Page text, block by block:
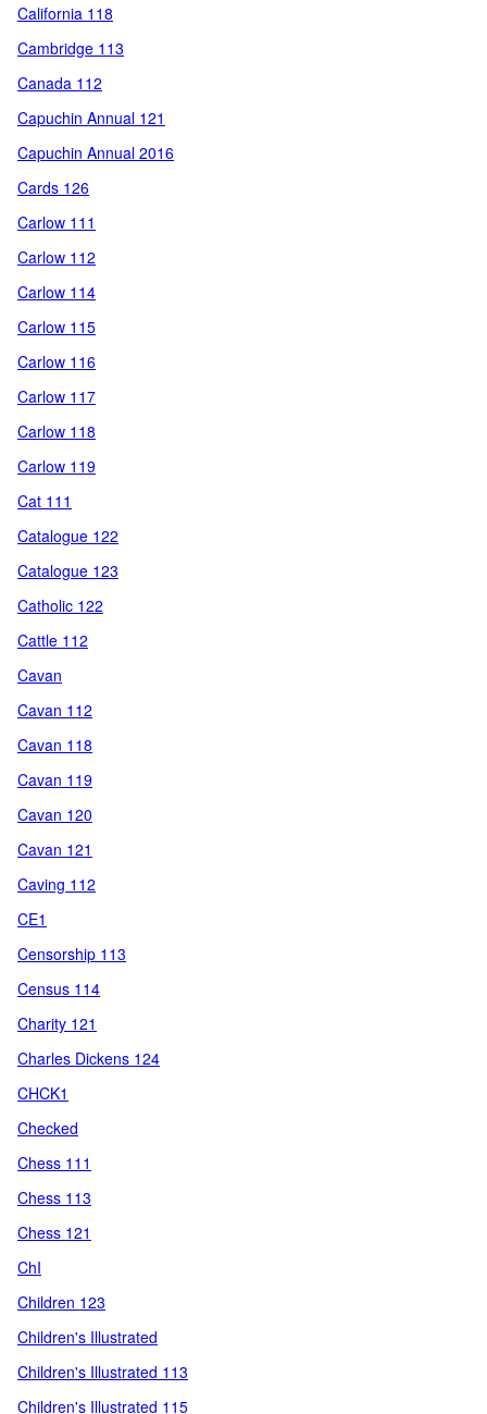
California 118
Cambridge 113
Canada 112
Capuchin Annual 121
Capuchin Annual 2016
Cards 126
Carlow 111
Carlow 112
Carlow 114
Carlow 115
Carlow 116
Carlow 117
Carlow 118
Carlow 119
Cat 111
Catalogue 122
Catalogue 123
Catholic 122
Cattle 112
Cavan
Cavan 112
Cavan 118
Cavan 119
Cavan 120
Cavan 121
Caving 112
CE1
Censorship 113
Census 114
Charity 121
Charles Dickens 124
CHCK1
Checked
Chess 111
Chess 113
Chess 121
ChI
Children 123
Children's Illustrated
Children's Illustrated 113
Children's Illustrated 115